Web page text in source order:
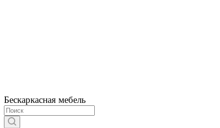
Бескаркасная мебель